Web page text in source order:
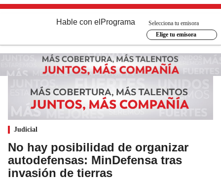
Hable con el Programa
Selecciona tu emisora
Elige tu emisora
Judicial
No hay posibilidad de organizar
autodefensas: MinDefensa tras
invasión de tierras